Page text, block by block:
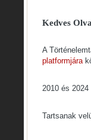
Kedves
A
platformjára
2010 és
Tartsanak